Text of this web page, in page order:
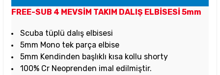
FREE-SUB 4 MEVSİM TAKIM DALIŞ ELBİSESİ 5mm
Scuba tüplü dalış elbisesi
5mm Mono tek parça elbise
5mm Kendinden başlıklı kısa kollu shorty
100% Cr Neoprenden imal edilmiştir.